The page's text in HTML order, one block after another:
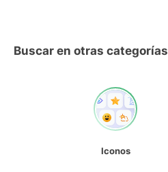
Buscar en otras categorías
Iconos